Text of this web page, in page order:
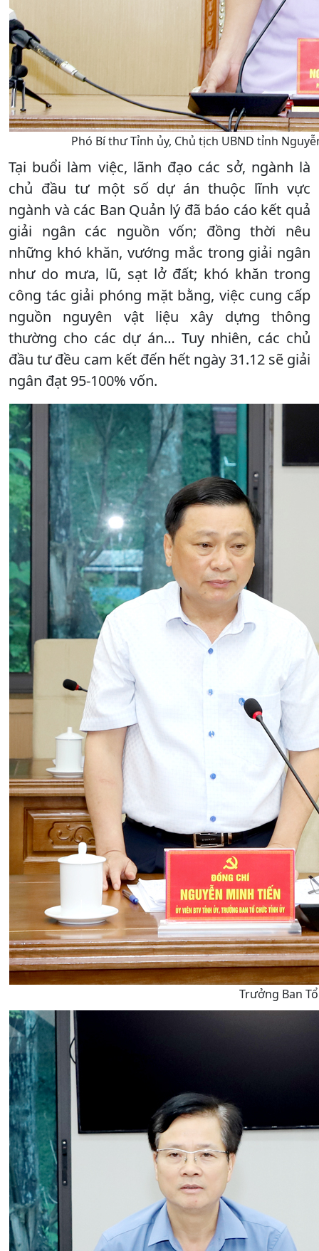
Phó Bí thư Tỉnh ủy, Chủ tịch UBND tỉnh
Tại buổi làm việc, lãnh đạo các sở, ngành là
chủ đầu tư một số dự án thuộc lĩnh vực
ngành và các Ban Quản lý đã báo cáo kết quả
giải ngân các nguồn vốn; đồng thời nêu
những khó khăn, vướng mắc trong giải ngân
như do mưa, lũ, sạt lở đất; khó khăn trong
công tác giải phóng mặt bằng, việc cung cấp
nguồn nguyên vật liệu xây dựng thông
thường cho các dự án… Tuy nhiên, các chủ
đầu tư đều cam kết đến hết ngày 31.12 sẽ giải
ngân đạt 95-100% vốn.
Trưởng Ban